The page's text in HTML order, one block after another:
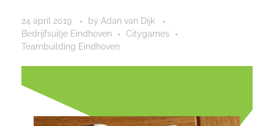
24 april 2019 by Adan van Dijk
Bedrijfsuitje Eindhoven
Citygames
Teambuilding Eindhoven